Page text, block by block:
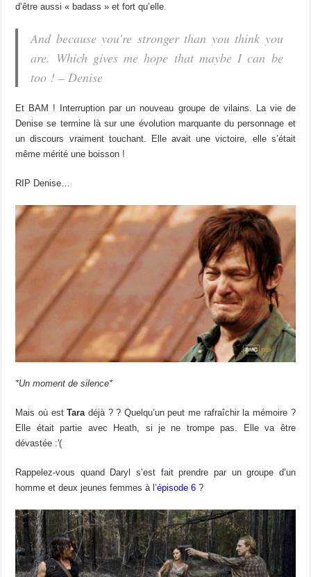
d’être aussi « badass » et fort qu’elle.
And because you’re stronger than you think you
are. Which gives me hope that maybe I can be
too ! – Denise
Et BAM ! Interruption par un nouveau groupe de vilains. La vie de
Denise se termine là sur une évolution marquante du personnage et
un discours vraiment touchant. Elle avait une victoire, elle s’était
même mérité une boisson !
RIP Denise…
*Un moment de silence*
Mais où estTaradéjà ? ? Quelqu’un peut me rafraîchir la mémoire ?
Elle était partie avec Heath, si je ne trompe pas. Elle va être
dévastée :'(
Rappelez-vous quand Daryl s’est fait prendre par un groupe d’un
homme et deux jeunes femmes à l’épisode 6 ?